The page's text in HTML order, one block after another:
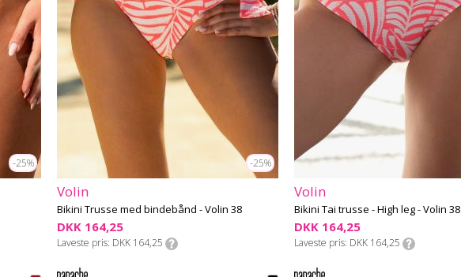
-25% -25%
Volin
Bikini Trusse med bindebånd - Volin 38
DKK 164,25
Laveste pris DKK 164,25
Volin
Bikini Tai trusse - High leg - Volin 38
DKK 164,25
Laveste pris DKK 164,25